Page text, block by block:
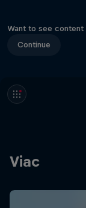
Want to see
Continue
Viac